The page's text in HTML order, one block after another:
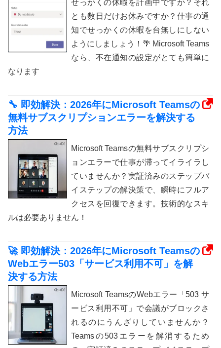
せっかくの休暇を計画中ですか？それ
とも数日だけお休みですか？仕事の通
知でせっかくの休暇を台無しにしない
ようにしましょう！🌴 Microsoft Teams
なら、不在通知の設定がとても簡単に
なります
🔧 即効解決：2026年にMicrosoft Teamsの
無料サブスクリプションエラーを解決する
方法
Microsoft Teamsの無料サブスクリプシ
ョンエラーで仕事が滞ってイライラし
ていませんか？実証済みのステップバ
イステップの解決策で、瞬時にフルア
クセスを回復できます。技術的なスキ
ルは必要ありません！
🚀 即効解決：2026年にMicrosoft Teamsの
Webエラー503「サービス利用不可」を解
決する方法
Microsoft TeamsのWebエラー「503 サ
ービス利用不可」で会議がブロックさ
れるのにうんざりしていませんか？
Teamsの503エラーを解消するため